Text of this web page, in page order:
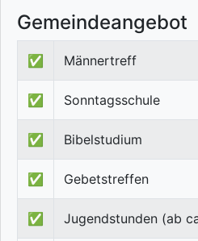
Gemeindeangebot
✅ Männertreff
✅ Sonntagsschule
✅ Bibelstudium
✅ Gebetstreffen
✅ Jugendstunden (ab